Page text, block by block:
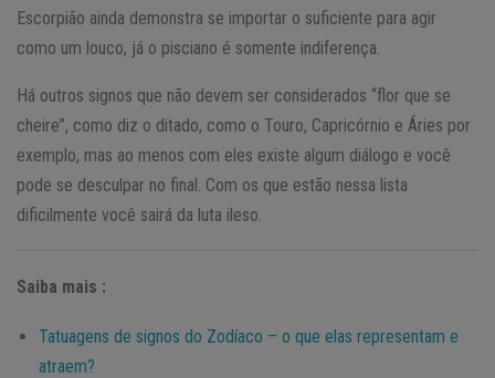
Escorpião ainda demonstra se importar o suficiente para agir
como um louco, já o pisciano é somente indiferença.
Há outros signos que não devem ser considerados “flor que se
cheire”, como diz o ditado, como o Touro, Capricórnio e Áries por
exemplo, mas ao menos com eles existe algum diálogo e você
pode se desculpar no final. Com os que estão nessa lista
dificilmente você sairá da luta ileso.
Saiba mais :
Tatuagens de signos do Zodíaco – o que elas representam e
atraem?